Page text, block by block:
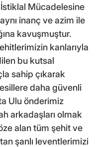
Mücadelesine
inanç ve azim ile
kavuşmuştur.
kanlarıyla
bu kutsal
sahip çıkarak
daha güvenli
Ulu önderimiz
arkadaşları olmak
alan tüm şehit ve
şanlı leventlerimizi